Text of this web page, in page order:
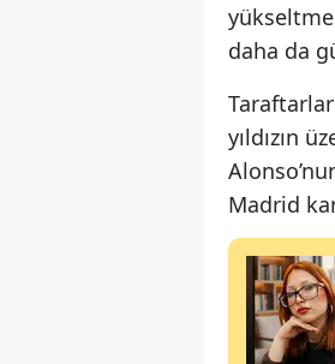
daha da
yıldızın
Madrid